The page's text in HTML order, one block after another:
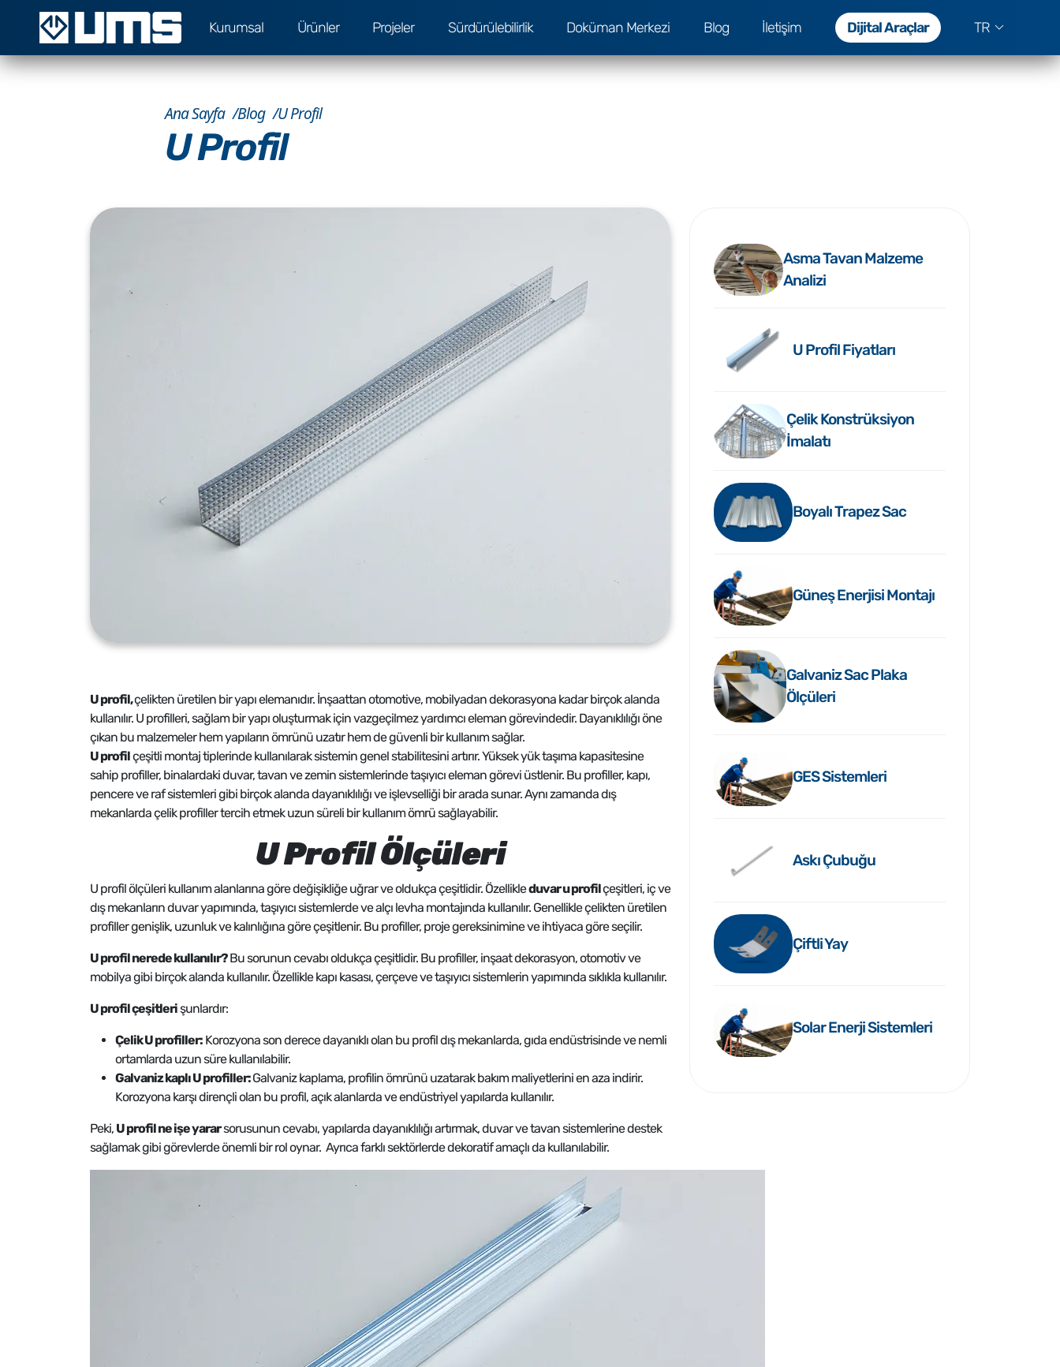
Kurumsal Ürünler Projeler Sürdürülebilirlik Doküman Merkezi Blog İletişim Dijital Araçlar TR
Ana Sayfa Blog U Profil
U Profil
U profil,çelikten üretilen bir yapı elemanıdır. İnşaattan otomotive, mobilyadan dekorasyona kadar birçok alanda
kullanılır. U profilleri, sağlam bir yapı oluşturmak için vazgeçilmez yardımcı eleman görevindedir. Dayanıklılığı öne
çıkan bu malzemeler hem yapıların ömrünü uzatır hem de güvenli bir kullanım sağlar.
U profilçeşitli montaj tiplerinde kullanılarak sistemin genel stabilitesini artırır. Yüksek yük taşıma kapasitesine
sahip profiller, binalardaki duvar, tavan ve zemin sistemlerinde taşıyıcı eleman görevi üstlenir. Bu profiller, kapı,
pencere ve raf sistemleri gibi birçok alanda dayanıklılığı ve işlevselliği bir arada sunar. Aynı zamanda dış
mekanlarda çelik profiller tercih etmek uzun süreli bir kullanım ömrü sağlayabilir.
U Profil Ölçüleri
U profil ölçüleri kullanım alanlarına göre değişikliğe uğrar ve oldukça çeşitlidir. Özellikleduvar u profilçeşitleri, iç ve
dış mekanların duvar yapımında, taşıyıcı sistemlerde ve alçı levha montajında kullanılır. Genellikle çelikten üretilen
profiller genişlik, uzunluk ve kalınlığına göre çeşitlenir. Bu profiller, proje gereksinimine ve ihtiyaca göre seçilir.
U profil nerede kullanılır?Bu sorunun cevabı oldukça çeşitlidir. Bu profiller, inşaat dekorasyon, otomotiv ve
mobilya gibi birçok alanda kullanılır. Özellikle kapı kasası, çerçeve ve taşıyıcı sistemlerin yapımında sıklıkla kullanılır.
U profil çeşitlerişunlardır:
Çelik U profiller: Korozyona son derece dayanıklı olan bu profil dış mekanlarda, gıda endüstrisinde ve nemli
ortamlarda uzun süre kullanılabilir.
Galvaniz kaplı U profiller:Galvaniz kaplama, profilin ömrünü uzatarak bakım maliyetlerini en aza indirir.
Korozyona karşı dirençli olan bu profil, açık alanlarda ve endüstriyel yapılarda kullanılır.
Peki, U profil ne işe yararsorusunun cevabı, yapılarda dayanıklılığı artırmak, duvar ve tavan sistemlerine destek
sağlamak gibi görevlerde önemli bir rol oynar. Ayrıca farklı sektörlerde dekoratif amaçlı da kullanılabilir.
Asma Tavan Malzeme
Analizi
U Profil Fiyatları
Çelik Konstrüksiyon
İmalatı
Boyalı Trapez Sac
Güneş Enerjisi Montajı
Galvaniz Sac Plaka
Ölçüleri
GES Sistemleri
Askı Çubuğu
Çiftli Yay
Solar Enerji Sistemleri